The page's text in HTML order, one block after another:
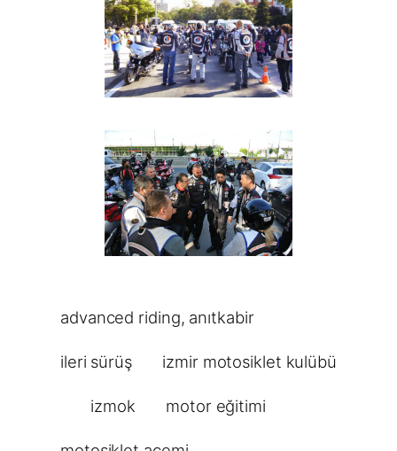
advanced riding, anıtkabir
ileri sürüş izmir motosiklet kulübü
izmok motor eğitimi